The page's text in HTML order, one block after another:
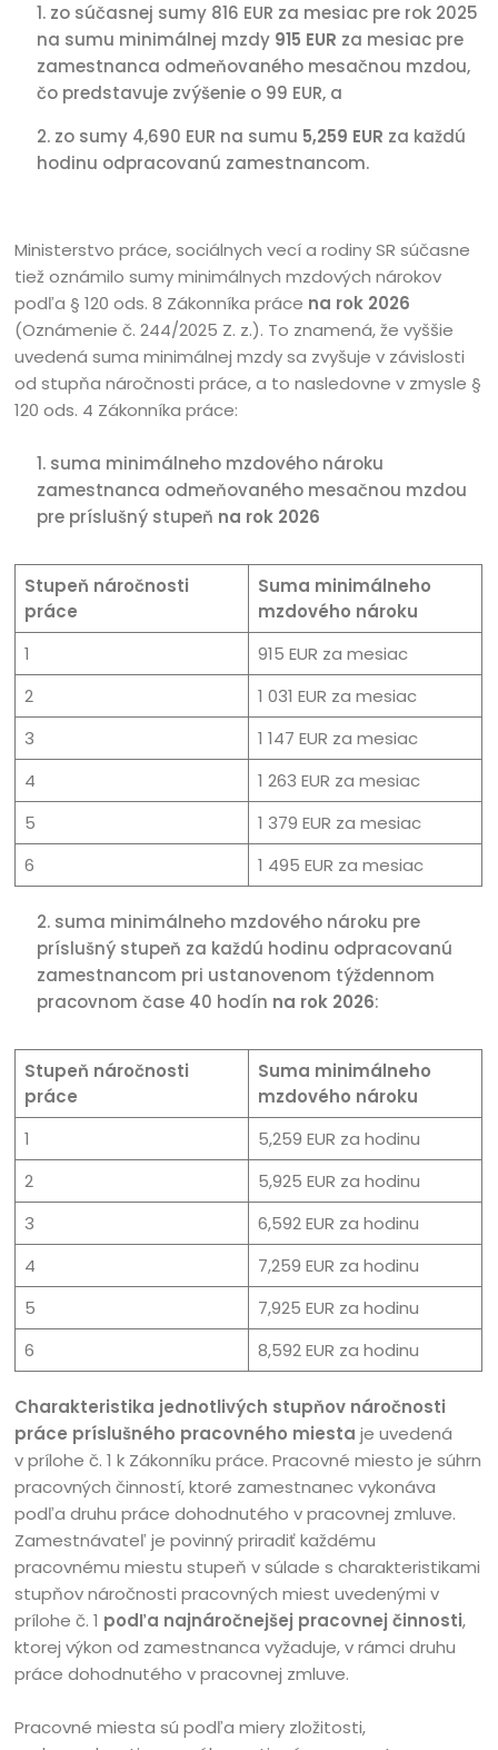
zo súčasnej sumy 816 EUR za mesiac pre rok 2025
na sumu minimálnej mzdy 915 EUR za mesiac pre
zamestnanca odmeňovaného mesačnou mzdou,
čo predstavuje zvýšenie o 99 EUR, a
zo sumy 4,690 EUR na sumu 5,259 EUR za každú
hodinu odpracovanú zamestnancom.
Ministerstvo práce, sociálnych vecí a rodiny SR súčasne
tiež oznámilo sumy minimálnych mzdových nárokov
podľa § 120 ods. 8 Zákonníka práce na rok 2026
(Oznámenie č. 244/2025 Z. z.). To znamená, že vyššie
uvedená suma minimálnej mzdy sa zvyšuje v závislosti
od stupňa náročnosti práce, a to nasledovne v zmysle §
120 ods. 4 Zákonníka práce:
suma minimálneho mzdového nároku
zamestnanca odmeňovaného mesačnou mzdou
pre príslušný stupeň na rok 2026
Stupeň náročnosti
práce
Suma minimálneho
mzdového nároku
1
915 EUR za mesiac
2
1 031 EUR za mesiac
3
1 147 EUR za mesiac
4
1 263 EUR za mesiac
5
1 379 EUR za mesiac
6
1 495 EUR za mesiac
suma minimálneho mzdového nároku pre
príslušný stupeň za každú hodinu odpracovanú
zamestnancom pri ustanovenom týždennom
pracovnom čase 40 hodín na rok 2026:
Stupeň náročnosti
práce
Suma minimálneho
mzdového nároku
1
5,259 EUR za hodinu
2
5,925 EUR za hodinu
3
6,592 EUR za hodinu
4
7,259 EUR za hodinu
5
7,925 EUR za hodinu
6
8,592 EUR za hodinu
Charakteristika jednotlivých stupňov náročnosti
práce príslušného pracovného miesta je uvedená
v prílohe č. 1 k Zákonníku práce. Pracovné miesto je súhrn
pracovných činností, ktoré zamestnanec vykonáva
podľa druhu práce dohodnutého v pracovnej zmluve.
Zamestnávateľ je povinný priradiť každému
pracovnému miestu stupeň v súlade s charakteristikami
stupňov náročnosti pracovných miest uvedenými v
prílohe č. 1 podľa najnáročnejšej pracovnej činnosti,
ktorej výkon od zamestnanca vyžaduje, v rámci druhu
práce dohodnutého v pracovnej zmluve.
Pracovné miesta sú podľa miery zložitosti,